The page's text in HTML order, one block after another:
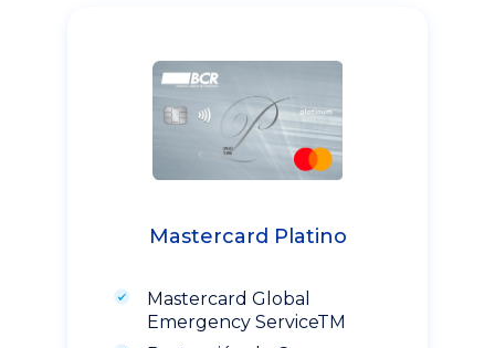
Mastercard Platino
Mastercard Global
Emergency ServiceTM